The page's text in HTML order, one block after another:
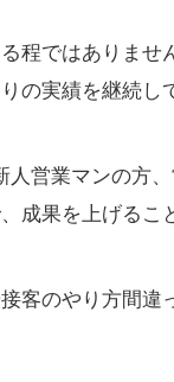
程ではありませ
の実績を継続し
人営業マンの方
成果を上げるこ
客のやり方間違